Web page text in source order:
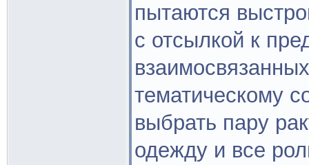
пытаются
с отсылкой к
тематическому
выбрать пару
одежду и все